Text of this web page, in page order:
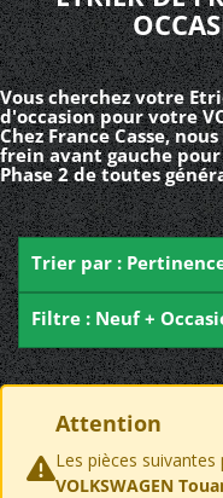
Vous cherchez votre
d'occasion pour votre
Chez France Casse,
frein avant gauche pour
Phase 2 de toutes
Trier par :
Filtre : Neuf +
Attention
Les pièces
VOLKSWAGEN